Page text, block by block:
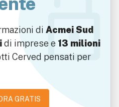
di Acmei Sud
di imprese e 13 milioni
Cerved pensati per
GRATIS